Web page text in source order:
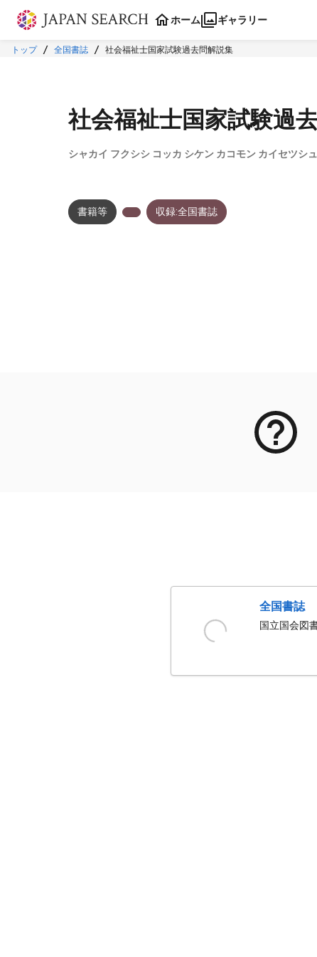
本文に飛ぶ
ホーム ギャラリー
トップ 全国書誌 社会福祉士国家試験過去問解説集
社会福祉士国家試験過
シャカイ フクシシ コッカ シケン カコモン カイセツシ
書籍等 収録:全国書誌
全国書誌
国立国会図